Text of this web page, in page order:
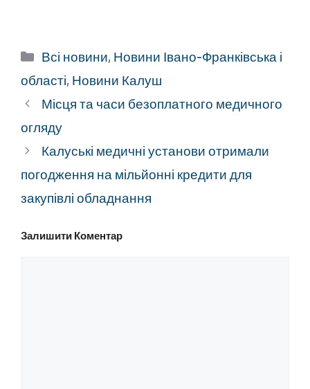
Категорії
Всі новини, Новини Івано-Франківська і
області, Новини Калуш
Місця та часи безоплатного медичного
огляду
Калуські медичні установи отримали
погодження на мільйонні кредити для
закупівлі обладнання
Залишити Коментар